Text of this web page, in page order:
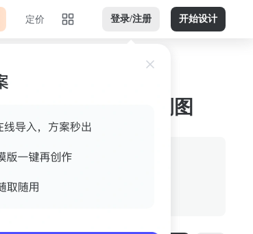
定价 登录/注册 开始设计
蓝色深紫横版jpg 案例图
来源 室内设计联盟
尺寸